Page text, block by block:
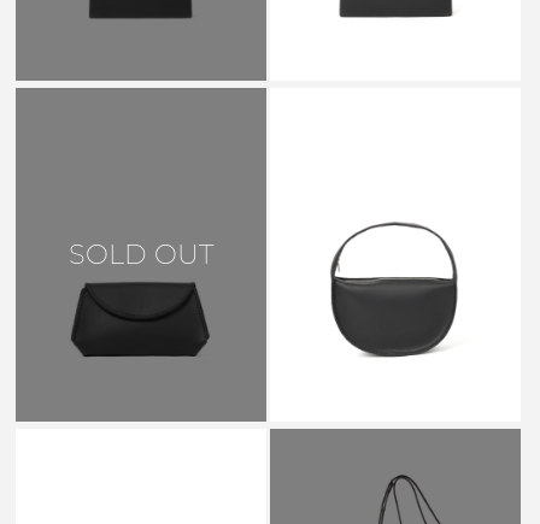
SOLD OUT
VC HALF MOON SHOULDER